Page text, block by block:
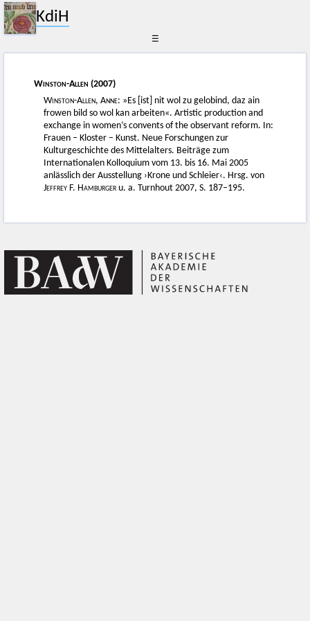
KdiH
☰
Winston-Allen (2007)
Winston-Allen, Anne: »Es [ist] nit wol zu gelobind, daz ain
frowen bild so wol kan arbeiten«. Artistic production and
exchange in women’s convents of the observant reform. In:
Frauen – Kloster – Kunst. Neue Forschungen zur
Kulturgeschichte des Mittelalters. Beiträge zum
Internationalen Kolloquium vom 13. bis 16. Mai 2005
anlässlich der Ausstellung ›Krone und Schleier‹. Hrsg. von
Jeffrey F. Hamburger u. a. Turnhout 2007, S. 187–195.